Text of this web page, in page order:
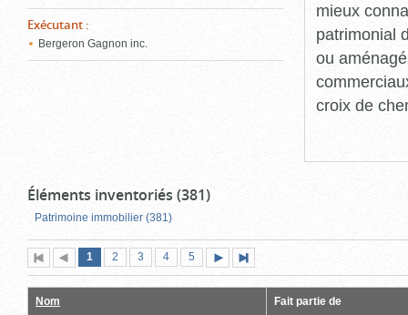
Exécutant :
Bergeron Gagnon inc.
mieux
patrimonial
ou
croix de
Éléments inventoriés (381)
Patrimoine immobilier (381)
Première
page
Page
précédente
Page
1 (page
actuelle)
Page
2 Page
3 Page
4 Page
5
suivante
page
Nom Fait partie de